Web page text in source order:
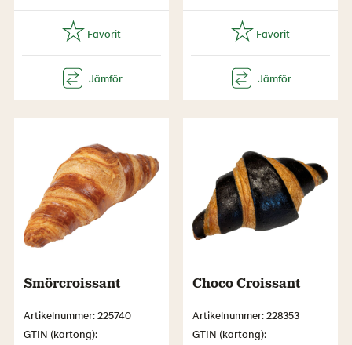
Smörcroissant
Artikelnummer: 225740
GTIN (kartong):
Choco Croissant
Artikelnummer: 228353
GTIN (kartong):